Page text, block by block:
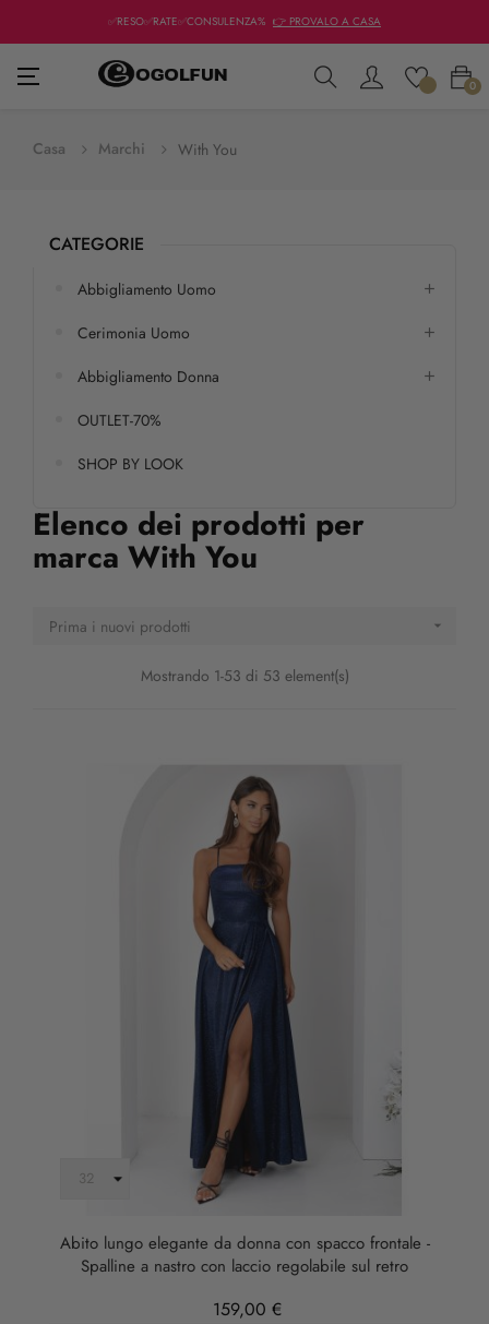
✅RESO✅RATE✅CONSULENZA% 👉 PROVALO A CASA
navigazione
☰ 0
Casa Marchi With You
CATEGORIE
Abbigliamento Uomo
Cerimonia Uomo
Abbigliamento Donna
OUTLET-70%
SHOP BY LOOK
Elenco dei prodotti per
marca With You
Prima i nuovi prodotti 
Mostrando 1-53 di 53 element(s)
Abito lungo elegante da donna con spacco frontale -
Spalline a nastro con laccio regolabile sul retro
159,00 €